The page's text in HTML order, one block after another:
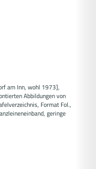
am Inn, wohl 1973],
Abbildungen von
Format Fol.,
geringe